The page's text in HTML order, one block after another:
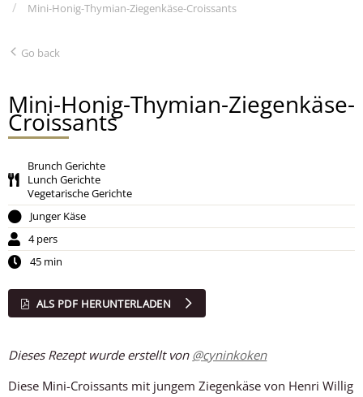
Mini-Honig-Thymian-Ziegenkäse-Croissants
Go back
Mini-Honig-Thymian-Ziegenkäse-
Croissants
Brunch Gerichte
Lunch Gerichte
Vegetarische Gerichte
Junger Käse
4 pers
45 min
ALS PDF HERUNTERLADEN
Dieses Rezept wurde erstellt von @cyninkoken
Diese Mini-Croissants mit jungem Ziegenkäse von Henri Willig